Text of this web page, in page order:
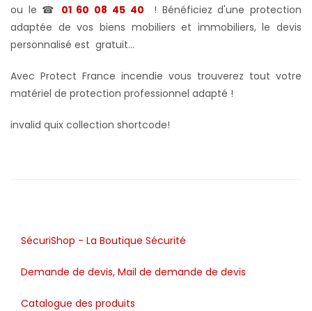
ou le ☎ 01 60 08 45 40
! Bénéficiez d'une protection
adaptée de vos biens mobiliers et immobiliers, le devis
personnalisé est gratuit...
Avec Protect France incendie vous trouverez tout votre
matériel de protection professionnel adapté !
invalid quix collection shortcode!
SécuriShop - La Boutique Sécurité
Demande de devis, Mail de demande de devis
Catalogue des produits